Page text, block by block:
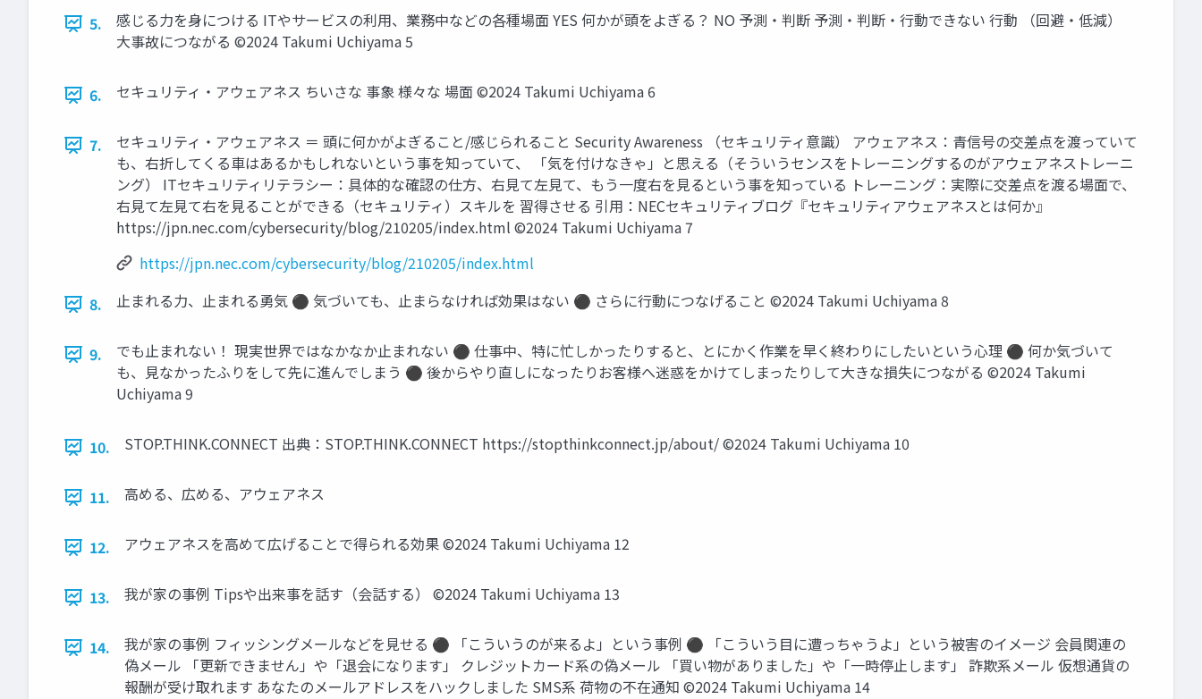
5.
感じる力を身につける ITやサービスの利用、業務中などの各種場面 YES 何かが頭をよぎる？ NO 予測・判断 予測・判断・行動できない 行動 （回避・低減）
大事故につながる ©2024 Takumi Uchiyama 5
6. セキュリティ・アウェアネス ちいさな 事象 様々な 場面 ©2024 Takumi Uchiyama 6
7.
セキュリティ・アウェアネス ＝ 頭に何かがよぎること/感じられること Security Awareness （セキュリティ意識） アウェアネス：青信号の交差点を渡っていて
も、右折してくる車はあるかもしれないという事を知っていて、 「気を付けなきゃ」と思える（そういうセンスをトレーニングするのがアウェアネストレーニ
ング） ITセキュリティリテラシー：具体的な確認の仕方、右見て左見て、もう一度右を見るという事を知っている トレーニング：実際に交差点を渡る場面で、
右見て左見て右を見ることができる（セキュリティ）スキルを 習得させる 引用：NECセキュリティブログ『セキュリティアウェアネスとは何か』
https://jpn.nec.com/cybersecurity/blog/210205/index.html ©2024 Takumi Uchiyama 7
https://jpn.nec.com/cybersecurity/blog/210205/index.html
8.
止まれる力、止まれる勇気 ⚫ 気づいても、止まらなければ効果はない ⚫ さらに行動につなげること ©2024 Takumi Uchiyama 8
9.
でも止まれない！ 現実世界ではなかなか止まれない ⚫ 仕事中、特に忙しかったりすると、とにかく作業を早く終わりにしたいという心理 ⚫ 何か気づいて
も、見なかったふりをして先に進んでしまう ⚫ 後からやり直しになったりお客様へ迷惑をかけてしまったりして大きな損失につながる ©2024 Takumi
Uchiyama 9
10. STOP.THINK.CONNECT 出典：STOP.THINK.CONNECT https://stopthinkconnect.jp/about/ ©2024 Takumi Uchiyama 10
11. 高める、広める、アウェアネス
12. アウェアネスを高めて広げることで得られる効果 ©2024 Takumi Uchiyama 12
13. 我が家の事例 Tipsや出来事を話す（会話する） ©2024 Takumi Uchiyama 13
14.
我が家の事例 フィッシングメールなどを見せる ⚫ 「こういうのが来るよ」という事例 ⚫ 「こういう目に遭っちゃうよ」という被害のイメージ 会員関連の
偽メール 「更新できません」や「退会になります」 クレジットカード系の偽メール 「買い物がありました」や「一時停止します」 詐欺系メール 仮想通貨の
報酬が受け取れます あなたのメールアドレスをハックしました SMS系 荷物の不在通知 ©2024 Takumi Uchiyama 14